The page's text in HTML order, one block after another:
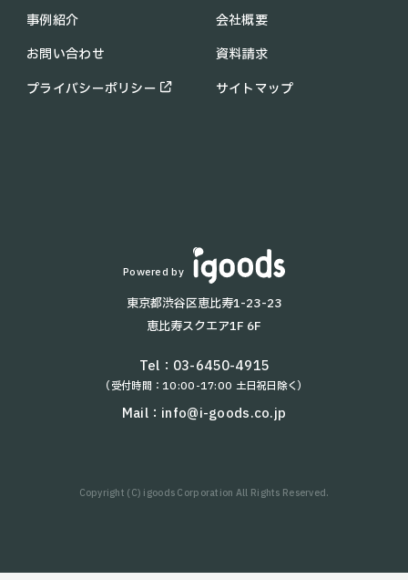
Powered by
東京都渋谷区恵比寿1-23-23
恵比寿スクエア1F 6F
Tel： 03-6450-4915
（受付時間：10:00-17:00 土日祝日除く）
Mail： info@i-goods.co.jp
Copyright (C) igoods Corporation All Rights Reserved.
PUDU CC1
KIRARA
PUDU MT1
業務用 清掃ロボットの導入メ
助成金・補助金情報
コラム
事例紹介
会社概要
お問い合わせ
資料請求
プライバシーポリシー
サイトマップ